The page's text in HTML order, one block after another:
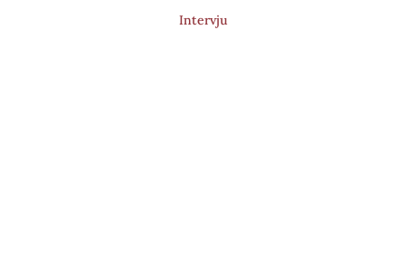
Intervju